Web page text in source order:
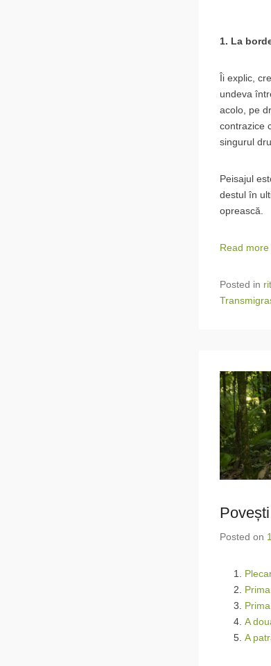
1. La
Îi explic,
undeva
acolo, pe
contrazice
singurul
Peisajul
destul în
oprească.
Read
Posted in
Posted on
A
A